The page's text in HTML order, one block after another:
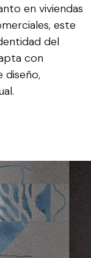
en viviendas
este
del
con
diseño,